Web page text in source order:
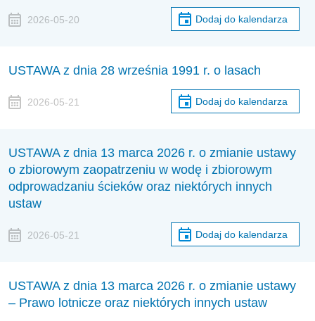
2026-05-20 Dodaj do kalendarza
USTAWA z dnia 28 września 1991 r. o lasach
2026-05-21 Dodaj do kalendarza
USTAWA z dnia 13 marca 2026 r. o zmianie ustawy
o zbiorowym zaopatrzeniu w wodę i zbiorowym
odprowadzaniu ścieków oraz niektórych innych
ustaw
2026-05-21 Dodaj do kalendarza
USTAWA z dnia 13 marca 2026 r. o zmianie ustawy
– Prawo lotnicze oraz niektórych innych ustaw